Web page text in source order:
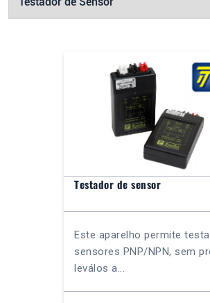
Testador de sensor
Este aparelho permite
sensores PNP/NPN, sem
leválos a...